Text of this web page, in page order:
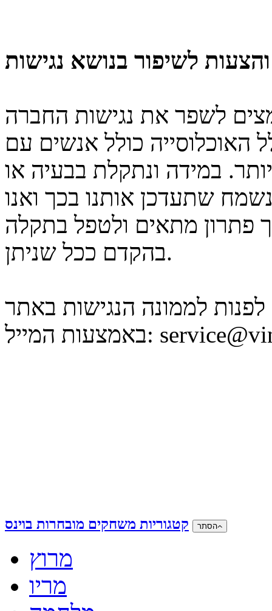
לשיפור בנושא נגישות
לשפר את נגישות החברה
האוכלוסייה כולל אנשים עם
במידה ונתקלת בבעיה או
שתעדכן אותנו בכך ואנו
פתרון מתאים ולטפל בתקלה
בהקדם ככל שניתן.
לפנות לממונה הנגישות באתר
באמצעות המייל:
קטגוריות משחקים מובחרות בוינס הסתר
מרוץ
מריו